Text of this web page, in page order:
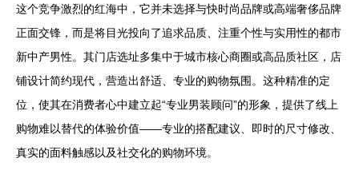
这个竞争激烈的红海中，它并未选择与快时尚品牌或高端奢侈品牌
正面交锋，而是将目光投向了追求品质、注重个性与实用性的都市
新中产男性。其门店选址多集中于城市核心商圈或高品质社区，店
铺设计简约现代，营造出舒适、专业的购物氛围。这种精准的定
位，使其在消费者心中建立起“专业男装顾问”的形象，提供了线上
购物难以替代的体验价值——专业的搭配建议、即时的尺寸修改、
真实的面料触感以及社交化的购物环境。